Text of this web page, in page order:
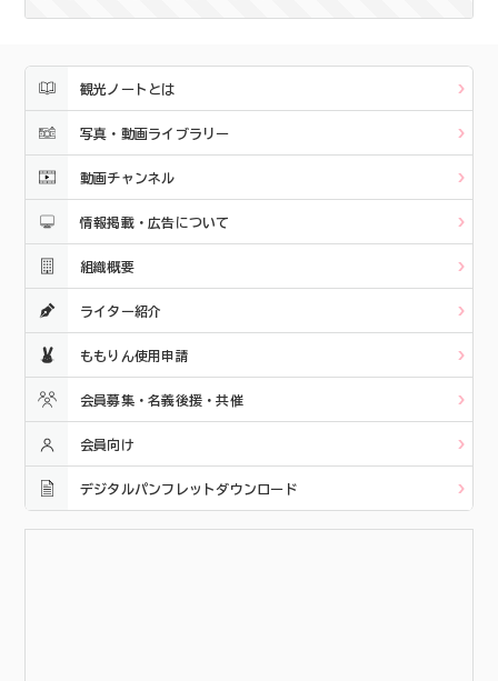
観光ノートとは
写真・動画ライブラリー
動画チャンネル
情報掲載・広告について
組織概要
ライター紹介
ももりん使用申請
会員募集・名義後援・共催
会員向け
デジタルパンフレットダウンロード